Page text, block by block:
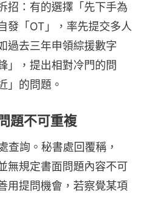
招：有的選擇「先下手為
發「OT」，率先提交多人
過去三年申領綜援數字
」，提出相對冷門的問
」的問題。
題不可重複
查詢。秘書處回覆稱，
無規定書面問題內容不可
用提問機會，若察覺某項